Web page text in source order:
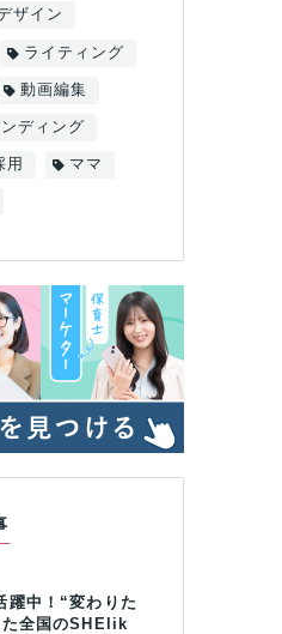
ザイン
ライティング
動画編集
ディング
用 ママ
躍中！“変わりた
た全国のSHElik